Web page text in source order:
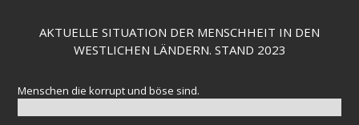
AKTUELLE SITUATION DER MENSCHHEIT IN DEN
WESTLICHEN LÄNDERN. STAND 2023
Menschen die korrupt und böse sind.